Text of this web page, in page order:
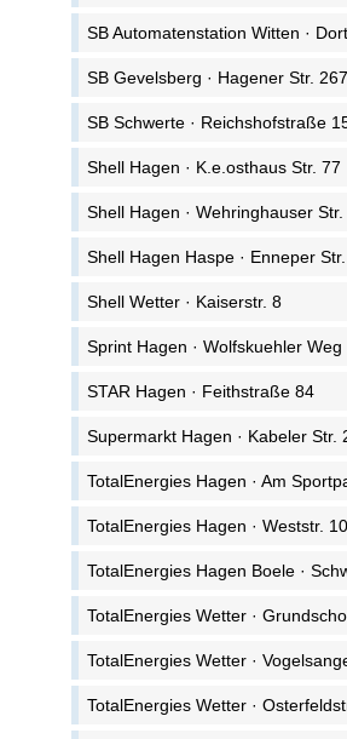
SB Automatenstation Witten ·
SB Gevelsberg · Hagener Str. 267
SB Schwerte · Reichshofstraße
Shell Hagen · K.e.osthaus Str. 77
Shell Hagen · Wehringhauser Str.
Shell Hagen Haspe · Enneper
Shell Wetter · Kaiserstr. 8
Sprint Hagen · Wolfskuehler Weg
STAR Hagen · Feithstraße 84
Supermarkt Hagen · Kabeler Str.
TotalEnergies Hagen · Am
TotalEnergies Hagen · Weststr. 10
TotalEnergies Hagen Boele ·
TotalEnergies Wetter ·
TotalEnergies Wetter ·
TotalEnergies Wetter ·